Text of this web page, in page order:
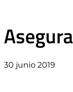
30 junio 2019